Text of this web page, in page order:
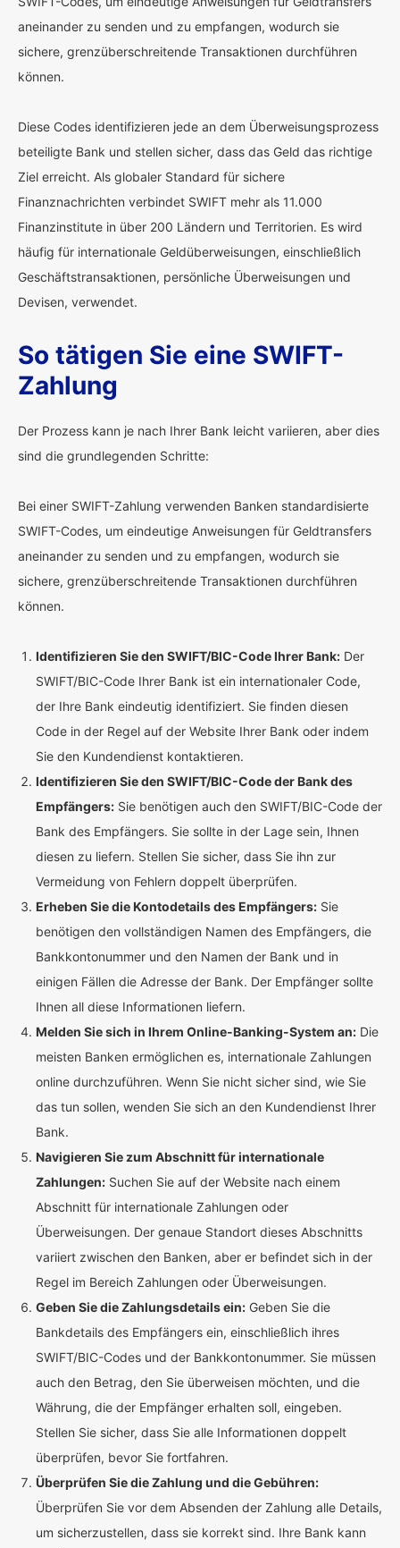
aneinander zu senden und zu empfangen, wodurch sie
sichere, grenzüberschreitende Transaktionen durchführen
können.
Diese Codes identifizieren jede an dem Überweisungsprozess
beteiligte Bank und stellen sicher, dass das Geld das richtige
Ziel erreicht. Als globaler Standard für sichere
Finanznachrichten verbindet SWIFT mehr als 11.000
Finanzinstitute in über 200 Ländern und Territorien. Es wird
häufig für internationale Geldüberweisungen, einschließlich
Geschäftstransaktionen, persönliche Überweisungen und
Devisen, verwendet.
So tätigen Sie eine SWIFT-
Zahlung
Der Prozess kann je nach Ihrer Bank leicht variieren, aber dies
sind die grundlegenden Schritte:
Bei einer SWIFT-Zahlung verwenden Banken standardisierte
SWIFT-Codes, um eindeutige Anweisungen für Geldtransfers
aneinander zu senden und zu empfangen, wodurch sie
sichere, grenzüberschreitende Transaktionen durchführen
können.
Identifizieren Sie den SWIFT/BIC-Code Ihrer Bank: Der
SWIFT/BIC-Code Ihrer Bank ist ein internationaler Code,
der Ihre Bank eindeutig identifiziert. Sie finden diesen
Code in der Regel auf der Website Ihrer Bank oder indem
Sie den Kundendienst kontaktieren.
Identifizieren Sie den SWIFT/BIC-Code der Bank des
Empfängers: Sie benötigen auch den SWIFT/BIC-Code der
Bank des Empfängers. Sie sollte in der Lage sein, Ihnen
diesen zu liefern. Stellen Sie sicher, dass Sie ihn zur
Vermeidung von Fehlern doppelt überprüfen.
Erheben Sie die Kontodetails des Empfängers: Sie
benötigen den vollständigen Namen des Empfängers, die
Bankkontonummer und den Namen der Bank und in
einigen Fällen die Adresse der Bank. Der Empfänger sollte
Ihnen all diese Informationen liefern.
Melden Sie sich in Ihrem Online-Banking-System an: Die
meisten Banken ermöglichen es, internationale Zahlungen
online durchzuführen. Wenn Sie nicht sicher sind, wie Sie
das tun sollen, wenden Sie sich an den Kundendienst Ihrer
Bank.
Navigieren Sie zum Abschnitt für internationale
Zahlungen: Suchen Sie auf der Website nach einem
Abschnitt für internationale Zahlungen oder
Überweisungen. Der genaue Standort dieses Abschnitts
variiert zwischen den Banken, aber er befindet sich in der
Regel im Bereich Zahlungen oder Überweisungen.
Geben Sie die Zahlungsdetails ein: Geben Sie die
Bankdetails des Empfängers ein, einschließlich ihres
SWIFT/BIC-Codes und der Bankkontonummer. Sie müssen
auch den Betrag, den Sie überweisen möchten, und die
Währung, die der Empfänger erhalten soll, eingeben.
Stellen Sie sicher, dass Sie alle Informationen doppelt
überprüfen, bevor Sie fortfahren.
Überprüfen Sie die Zahlung und die Gebühren:
Überprüfen Sie vor dem Absenden der Zahlung alle Details,
um sicherzustellen, dass sie korrekt sind. Ihre Bank kann